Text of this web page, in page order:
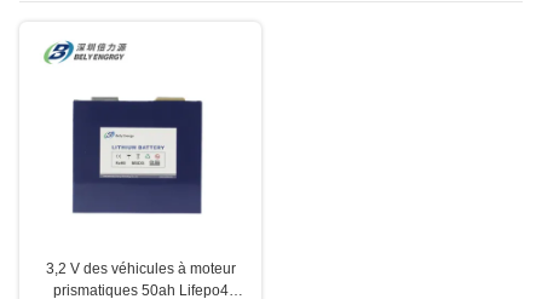
3,2 V des véhicules à moteur
prismatiques 50ah Lifepo4